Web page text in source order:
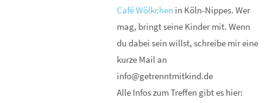
Café Wölkchen in Köln-Nippes. Wer
mag, bringt seine Kinder mit. Wenn
du dabei sein willst, schreibe mir eine
kurze Mail an
info@getrenntmitkind.de
Alle Infos zum Treffen gibt es hier: